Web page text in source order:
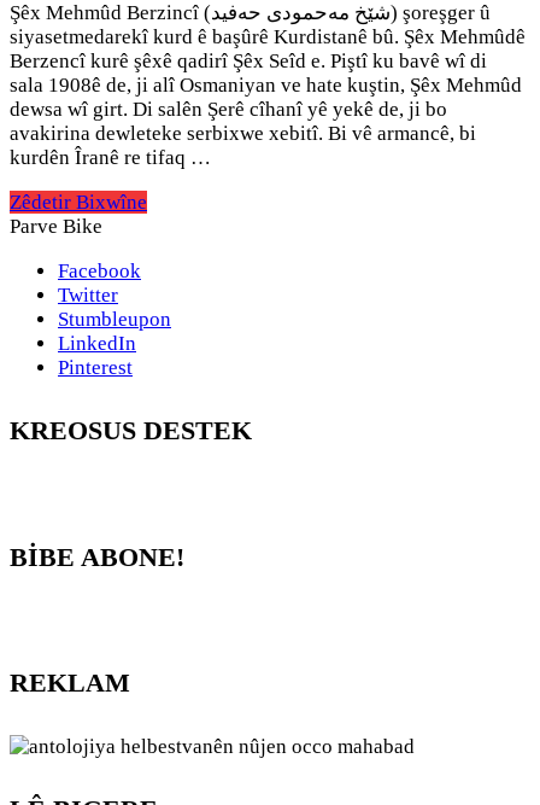
Şêx Mehmûd Berzincî (شێخ مه‌حمودی حه‌فید) şoreşger û
siyasetmedarekî kurd ê başûrê Kurdistanê bû. Şêx Mehmûdê
Berzencî kurê şêxê qadirî Şêx Seîd e. Piştî ku bavê wî di
sala 1908ê de, ji alî Osmaniyan ve hate kuştin, Şêx Mehmûd
dewsa wî girt. Di salên Şerê cîhanî yê yekê de, ji bo
avakirina dewleteke serbixwe xebitî. Bi vê armancê, bi
kurdên Îranê re tifaq …
Zêdetir Bixwîne
Parve Bike
Facebook
Twitter
Stumbleupon
LinkedIn
Pinterest
KREOSUS DESTEK
BİBE ABONE!
REKLAM